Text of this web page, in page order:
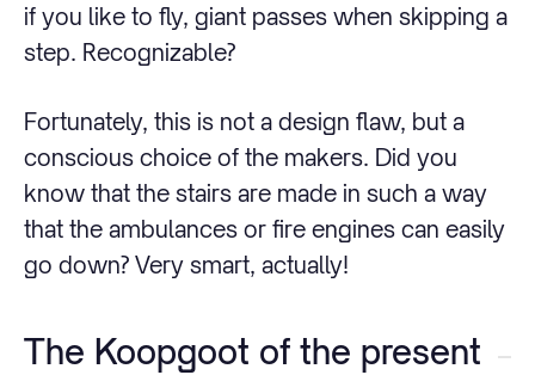
if you like to fly, giant passes when skipping a
step. Recognizable?
Fortunately, this is not a design flaw, but a
conscious choice of the makers. Did you
know that the stairs are made in such a way
that the ambulances or fire engines can easily
go down? Very smart, actually!
The Koopgoot of the present